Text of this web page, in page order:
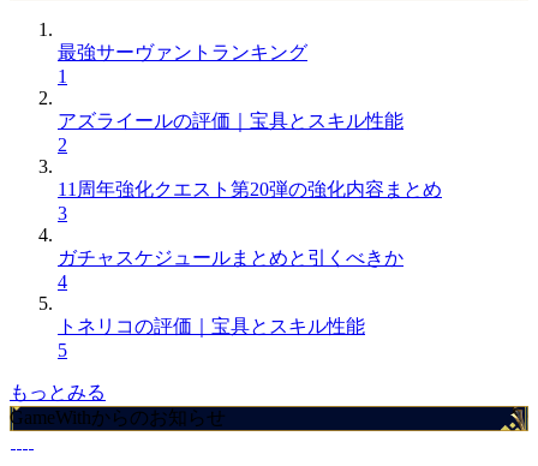
最強サーヴァントランキング
1
アズライールの評価｜宝具とスキル性能
2
11周年強化クエスト第20弾の強化内容まとめ
3
ガチャスケジュールまとめと引くべきか
4
トネリコの評価｜宝具とスキル性能
5
もっとみる
GameWithからのお知らせ